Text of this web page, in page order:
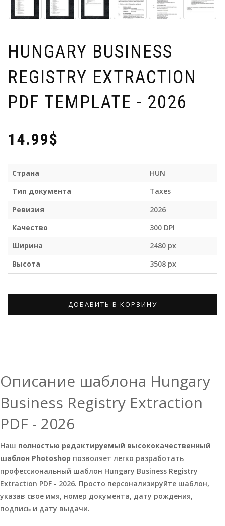
HUNGARY BUSINESS
REGISTRY EXTRACTION
PDF TEMPLATE - 2026
14.99$
Страна
HUN
Тип документа
Taxes
Ревизия
2026
Качество
300 DPI
Ширина
2480 px
Высота
3508 px
ДОБАВИТЬ В КОРЗИНУ
Описание шаблона Hungary
Business Registry Extraction
PDF - 2026
Наш полностью редактируемый высококачественный
шаблон Photoshop позволяет легко разработать
профессиональный шаблон Hungary Business Registry
Extraction PDF - 2026. Просто персонализируйте шаблон,
указав свое имя, номер документа, дату рождения,
подпись и дату выдачи.